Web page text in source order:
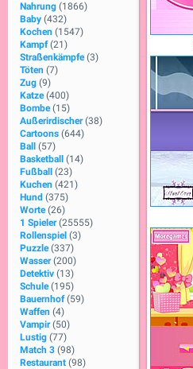
Nahrung (1866)
Baby (432)
Kochen (1547)
Kampf (21)
Straßenkämpfe (3)
Töten (7)
Zug (9)
Katze (400)
Bombe (15)
Außerirdischer (38)
Cartoons (644)
Ball
(57)
Basketball
(14)
Fußball
(23)
Kuchen (421)
Hund (375)
Worte (26)
1 Spieler (25555)
Rollenspiel (3)
Puzzle (337)
Wasser (200)
Detektiv (13)
Schule (195)
Bauernhof (59)
Waffen (4)
Vampir (50)
Lustig (77)
Match 3 (98)
Restaurant (98)